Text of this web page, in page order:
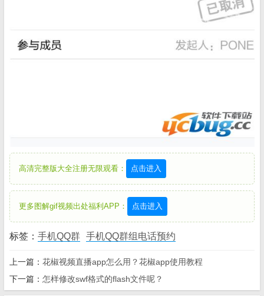
高清完整版大全注册无限观看： 点击进入
更多图解gif视频出处福利APP： 点击进入
标签： 手机QQ群 手机QQ群组电话预约
上一篇： 花椒视频直播app怎么用？花椒app使用教程
下一篇： 怎样修改swf格式的flash文件呢？